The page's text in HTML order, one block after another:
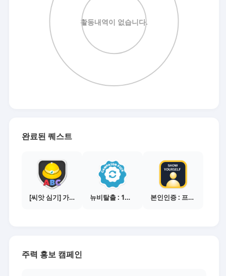
완료된 퀘스트
[씨앗 심기] 가이드보기 - 매체별 활동 가이드 뉴비탈출 : 1개의 캠페인 선택 본인인증 : 프로필 사진등록
주력 홍보 캠페인